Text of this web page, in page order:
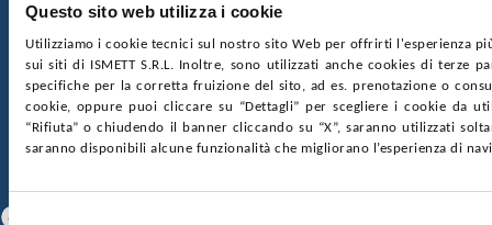
Questo sito web utilizza i cookie
Utilizziamo i cookie tecnici sul nostro sito Web per offrirti l'esperienza
sui siti di ISMETT S.R.L. Inoltre, sono utilizzati anche cookies di terze
specifiche per la corretta fruizione del sito, ad es. prenotazione o
cookie, oppure puoi cliccare su “Dettagli” per scegliere i cookie da
“Rifiuta” o chiudendo il banner cliccando su “X”, saranno utilizzati
saranno disponibili alcune funzionalità che migliorano l’esperienza di
Selezione
nr. REA PA-201818 P.I. 04544550827
SOCIETÀ TRASPARENTE WHISTLEBLOWING
GARE E CONTRATTIPRIVACYCOOKIE POLICY
SOSTIENICIMAPPA DEL SITOACCESSIBILITÀ
CONTATTI